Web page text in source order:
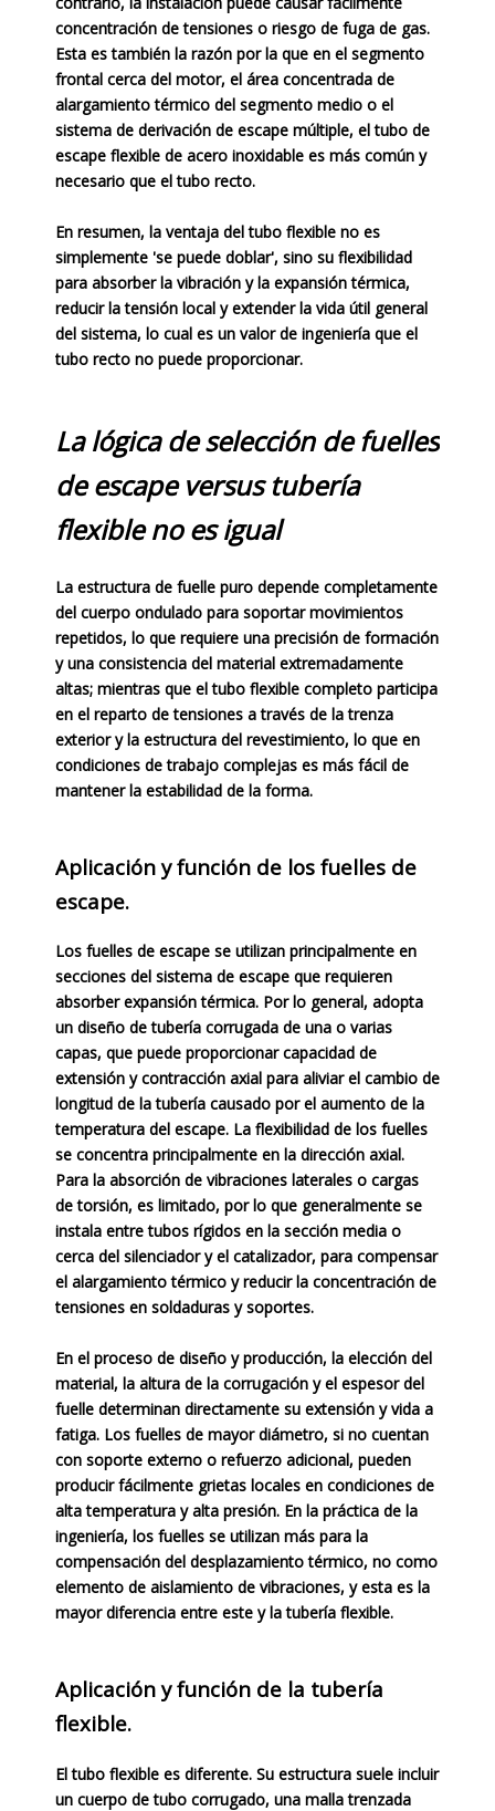
concentración de tensiones o riesgo de fuga de gas.
Esta es también la razón por la que en el segmento
frontal cerca del motor, el área concentrada de
alargamiento térmico del segmento medio o el
sistema de derivación de escape múltiple, el tubo de
escape flexible de acero inoxidable es más común y
necesario que el tubo recto.
En resumen, la ventaja del tubo flexible no es
simplemente 'se puede doblar', sino su flexibilidad
para absorber la vibración y la expansión térmica,
reducir la tensión local y extender la vida útil general
del sistema, lo cual es un valor de ingeniería que el
tubo recto no puede proporcionar.
La lógica de selección de fuelles
de escape versus tubería
flexible no es igual
La estructura de fuelle puro depende completamente
del cuerpo ondulado para soportar movimientos
repetidos, lo que requiere una precisión de formación
y una consistencia del material extremadamente
altas; mientras que el tubo flexible completo participa
en el reparto de tensiones a través de la trenza
exterior y la estructura del revestimiento, lo que en
condiciones de trabajo complejas es más fácil de
mantener la estabilidad de la forma.
Aplicación y función de los fuelles de
escape.
Los fuelles de escape se utilizan principalmente en
secciones del sistema de escape que requieren
absorber expansión térmica. Por lo general, adopta
un diseño de tubería corrugada de una o varias
capas, que puede proporcionar capacidad de
extensión y contracción axial para aliviar el cambio de
longitud de la tubería causado por el aumento de la
temperatura del escape. La flexibilidad de los fuelles
se concentra principalmente en la dirección axial.
Para la absorción de vibraciones laterales o cargas
de torsión, es limitado, por lo que generalmente se
instala entre tubos rígidos en la sección media o
cerca del silenciador y el catalizador, para compensar
el alargamiento térmico y reducir la concentración de
tensiones en soldaduras y soportes.
En el proceso de diseño y producción, la elección del
material, la altura de la corrugación y el espesor del
fuelle determinan directamente su extensión y vida a
fatiga. Los fuelles de mayor diámetro, si no cuentan
con soporte externo o refuerzo adicional, pueden
producir fácilmente grietas locales en condiciones de
alta temperatura y alta presión. En la práctica de la
ingeniería, los fuelles se utilizan más para la
compensación del desplazamiento térmico, no como
elemento de aislamiento de vibraciones, y esta es la
mayor diferencia entre este y la tubería flexible.
Aplicación y función de la tubería
flexible.
El tubo flexible es diferente. Su estructura suele incluir
un cuerpo de tubo corrugado, una malla trenzada